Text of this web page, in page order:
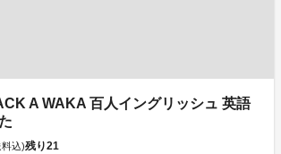
A WAKA 百人イングリッシュ 英語
込)残り21